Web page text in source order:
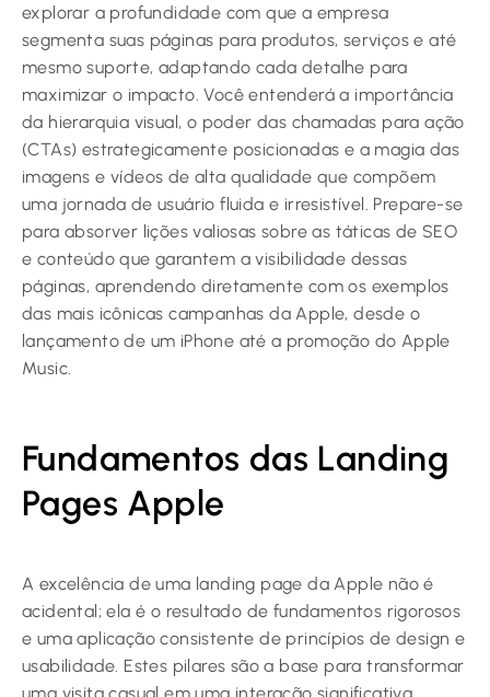
explorar a profundidade com que a empresa
segmenta suas páginas para produtos, serviços e até
mesmo suporte, adaptando cada detalhe para
maximizar o impacto. Você entenderá a importância
da hierarquia visual, o poder das chamadas para ação
(CTAs) estrategicamente posicionadas e a magia das
imagens e vídeos de alta qualidade que compõem
uma jornada de usuário fluida e irresistível. Prepare-se
para absorver lições valiosas sobre as táticas de SEO
e conteúdo que garantem a visibilidade dessas
páginas, aprendendo diretamente com os exemplos
das mais icônicas campanhas da Apple, desde o
lançamento de um iPhone até a promoção do Apple
Music.
Fundamentos das Landing
Pages Apple
A excelência de uma landing page da Apple não é
acidental; ela é o resultado de fundamentos rigorosos
e uma aplicação consistente de princípios de design e
usabilidade. Estes pilares são a base para transformar